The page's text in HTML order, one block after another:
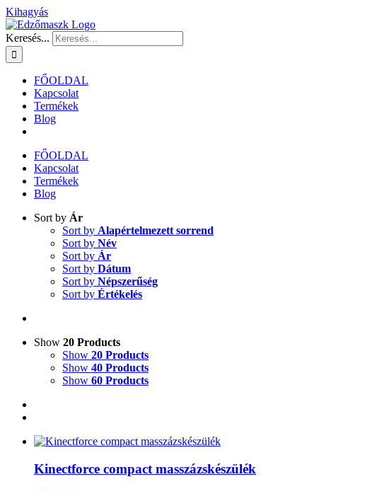
Kihagyás
Keresés...
FŐOLDAL
Kapcsolat
Termékek
Blog
FŐOLDAL
Kapcsolat
Termékek
Blog
Sort by Ár
Sort by Alapértelmezett sorrend
Sort by Név
Sort by Ár
Sort by Dátum
Sort by Népszerűség
Sort by Értékelés
Show 20 Products
Show 20 Products
Show 40 Products
Show 60 Products
Kinectforce compact masszázskészülék